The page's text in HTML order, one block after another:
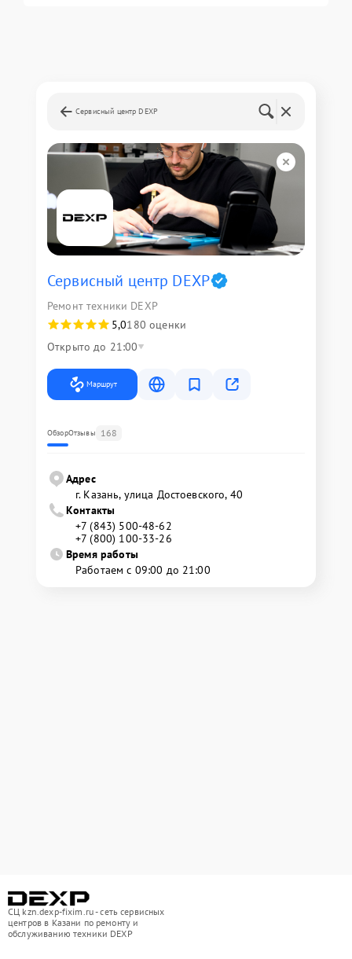
Сервисный центр DEXP
Сервисный центр DEXP
Ремонт техники DEXP
5,0180 оценки
Открыто до 21:00
Маршрут
ОбзорОтзывы 168
Адрес
г. Казань, улица Достоевского, 40
Контакты
+7 (843) 500-48-62
+7 (800) 100-33-26
Время работы
Работаем с 09:00 до 21:00
СЦ kzn.dexp-fixim.ru - сеть сервисных
центров в Казани по ремонту и
обслуживанию техники DEXP